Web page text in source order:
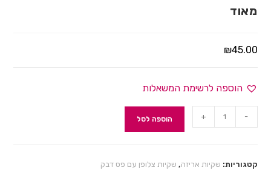
מאוד
₪45.00
הוספה לרשימת המשאלות
-
+ הוספה לסל
קטגוריות: שקיות אריזה, שקיות צלופן עם פס דבק